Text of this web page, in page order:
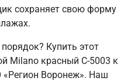
сохраняет свою форму
Купить этот
Milano красный C-5003 к
Воронеж». Наш